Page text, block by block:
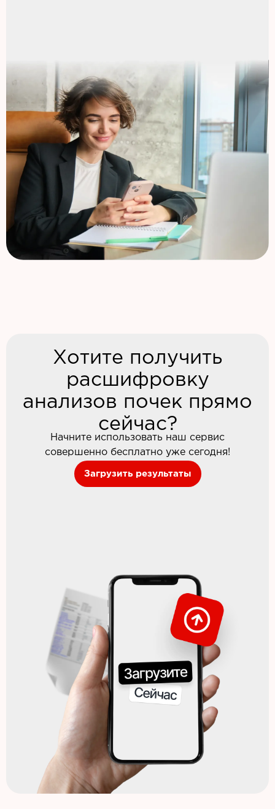
Хотите получить
расшифровку
анализов почек прямо
сейчас?
Начните использовать наш сервис
совершенно бесплатно уже сегодня!
Загрузить результаты